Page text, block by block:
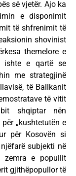
së vjetër. Ajo ka
e disponimit
të shfrenimit të
shovinist
themelore e
ishte e qartë se
me strategjinë
të Ballkanit
të vitit
shqiptar nën
„kushtetutën e
për Kosovën si
subjekti në
zemra e popullit
gjithëpopullor të